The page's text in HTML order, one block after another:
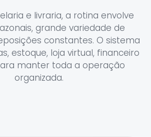
e livraria, a rotina envolve
grande variedade de
constantes. O sistema
estoque, loja virtual, financeiro
manter toda a operação
organizada.